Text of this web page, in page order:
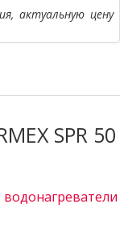
актуальную цену
SPR 50